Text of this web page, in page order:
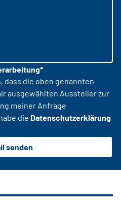
dass die oben genannten
ausgewählten Aussteller zur
meiner Anfrage
die Datenschutzerklärung
senden